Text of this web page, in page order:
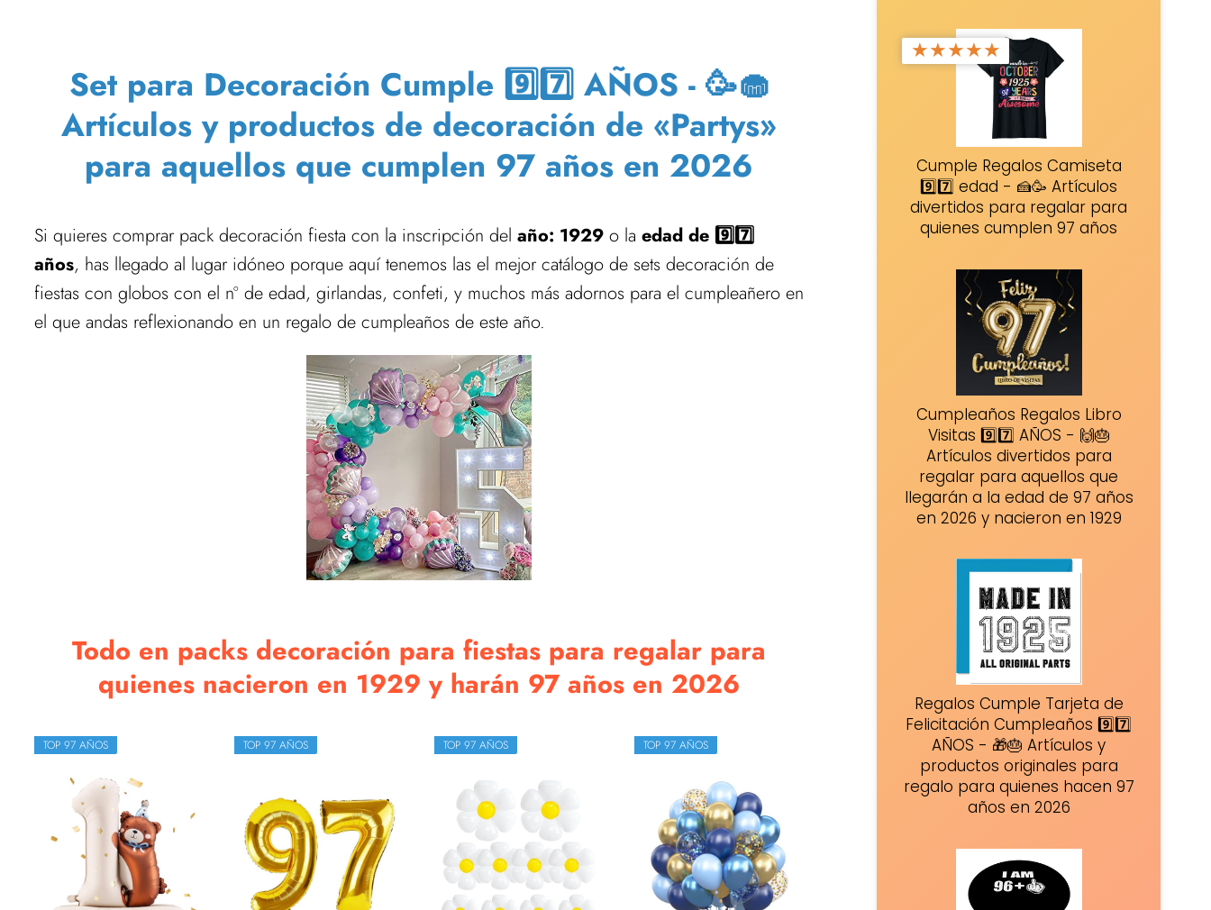
Set para Decoración Cumple 9️⃣7️⃣ AÑOS - 🥳🧁
Artículos y productos de decoración de «Partys»
para aquellos que cumplen 97 años en 2026
Si quieres comprar pack decoración fiesta con la inscripción del año: 1929 o la edad de 9️⃣7️⃣
años, has llegado al lugar idóneo porque aquí tenemos las el mejor catálogo de sets decoración de
fiestas con globos con el nº de edad, girlandas, confeti, y muchos más adornos para el cumpleañero en
el que andas reflexionando en un regalo de cumpleaños de este año.
Todo en packs decoración para fiestas para regalar para
quienes nacieron en 1929 y harán 97 años en 2026
TOP 97 AÑOS TOP 97 AÑOS TOP 97 AÑOS TOP 97 AÑOS
★★★★★
Cumple Regalos Camiseta
9️⃣7️⃣ edad - 🍰🥳 Artículos
divertidos para regalar para
quienes cumplen 97 años
Cumpleaños Regalos Libro
Visitas 9️⃣7️⃣ AÑOS - 🙌🎂
Artículos divertidos para
regalar para aquellos que
llegarán a la edad de 97 años
en 2026 y nacieron en 1929
Regalos Cumple Tarjeta de
Felicitación Cumpleaños 9️⃣7️⃣
AÑOS - 🎁🎂 Artículos y
productos originales para
regalo para quienes hacen 97
años en 2026